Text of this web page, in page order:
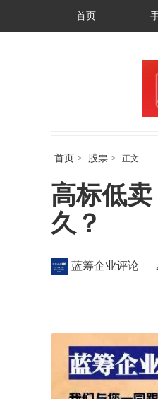
首页
首页 > 股票 > 正文
高标低
久？
蓝筹企业评论